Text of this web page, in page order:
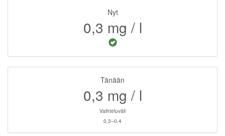
Nyt
0,3 mg / l
Tänään
0,3 mg / l
Vaihteluväli
0,3–0,4